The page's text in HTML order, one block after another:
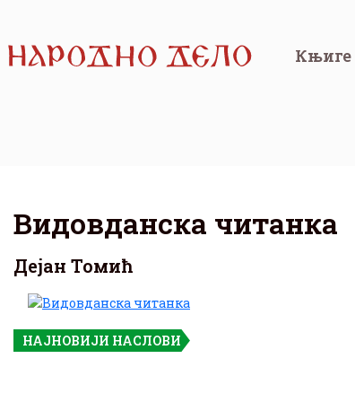
Књиге
Видовданска читанка
Дејан Томић
НАЈНОВИЈИ НАСЛОВИ